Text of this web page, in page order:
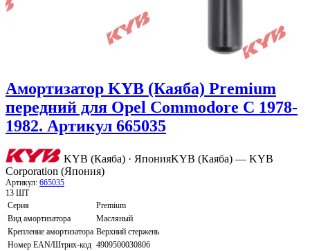
Амортизатор KYB (Каяба) Premium
передний для Opel Commodore C 1978-
1982. Артикул 665035
KYB (Каяба) · ЯпонияKYB (Каяба) — KYB
Corporation (Япония)
Артикул: 665035
13 ШТ
Серия
Premium
Вид амортизатора
Масляный
Крепление амортизатора Верхний стержень
Номер EAN/Штрих-код 4909500030806